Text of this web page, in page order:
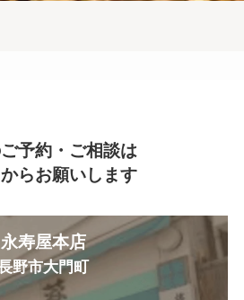
予約・ご相談は
らお願いします
永寿屋本店
野市大門町